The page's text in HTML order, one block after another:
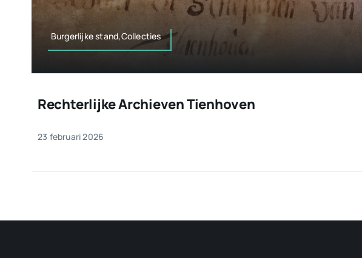
Burgerlijke stand,Collecties
Rechterlijke Archieven Tienhoven
23 februari 2026